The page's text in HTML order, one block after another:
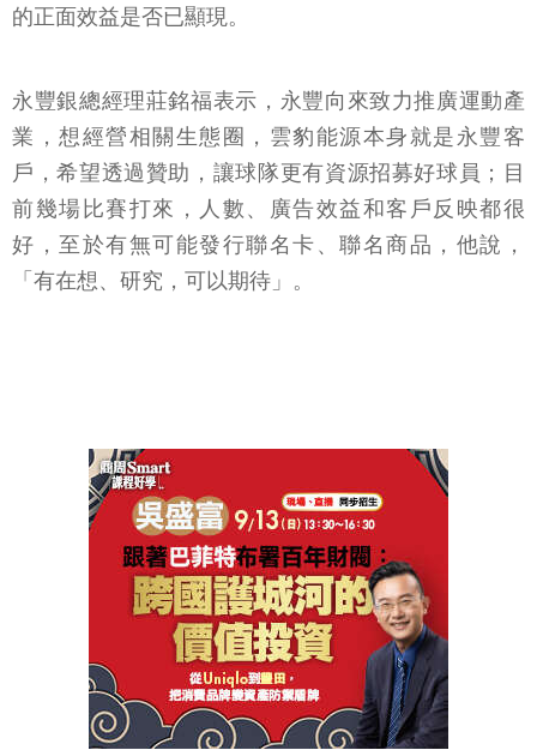
的正面效益是否已顯現。
永豐銀總經理莊銘福表示，永豐向來致力推廣運動產
業，想經營相關生態圈，雲豹能源本身就是永豐客
戶，希望透過贊助，讓球隊更有資源招募好球員；目
前幾場比賽打來，人數、廣告效益和客戶反映都很
好，至於有無可能發行聯名卡、聯名商品，他說，
「有在想、研究，可以期待」。